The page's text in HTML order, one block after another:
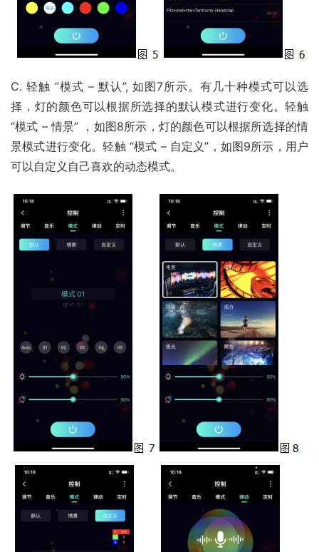
C. 轻触 ”模式 – 默认”, 如图7所示。有几十种模式可以选
择，灯的颜色可以根据所选择的默认模式进行变化。轻触
“模式 – 情景” ，如图8所示，灯的颜色可以根据所选择的情
景模式进行变化。轻触 “模式 – 自定义”，如图9所示，用户
可以自定义自己喜欢的动态模式。